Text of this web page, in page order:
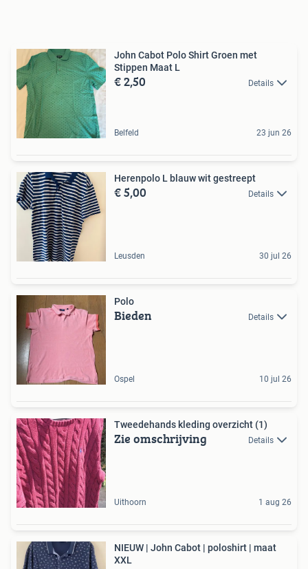
John Cabot Polo Shirt Groen met
Stippen Maat L
€ 2,50 Details
Belfeld 23 jun 26
Herenpolo L blauw wit gestreept
€ 5,00 Details
Leusden 30 jul 26
Polo
Bieden Details
Ospel 10 jul 26
Tweedehands kleding overzicht (1)
Zie omschrijving Details
Uithoorn 1 aug 26
NIEUW | John Cabot | poloshirt | maat
XXL